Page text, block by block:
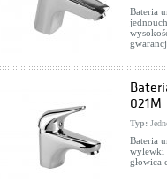
Bateria
021M
Typ:
Bateria
wylewki
głowica